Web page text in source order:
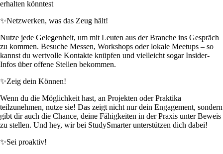
erhalten könntest
✨Netzwerken, was das Zeug hält!
Nutze jede Gelegenheit, um mit Leuten aus der Branche ins Gespräch
zu kommen. Besuche Messen, Workshops oder lokale Meetups – so
kannst du wertvolle Kontakte knüpfen und vielleicht sogar Insider-
Infos über offene Stellen bekommen.
✨Zeig dein Können!
Wenn du die Möglichkeit hast, an Projekten oder Praktika
teilzunehmen, nutze sie! Das zeigt nicht nur dein Engagement, sondern
gibt dir auch die Chance, deine Fähigkeiten in der Praxis unter Beweis
zu stellen. Und hey, wir bei StudySmarter unterstützen dich dabei!
✨Sei proaktiv!